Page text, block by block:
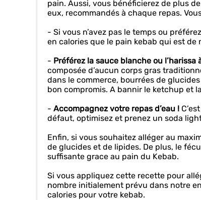
pain. Aussi, vous bénéficierez de plus
eux, recommandés à chaque repas.
- Si vous n’avez pas le temps ou
en calories que le pain kebab qui est de
- Préférez la sauce blanche ou
composée d’aucun corps gras
dans le commerce, bourrées de
bon compromis. A bannir le ketchup et
- Accompagnez votre repas d’eau !
défaut, optimisez et prenez un soda
Enfin, si vous souhaitez alléger au
de glucides et de lipides. De plus, le
suffisante grace au pain du Kebab.
Si vous appliquez cette recette pour
nombre initialement prévu dans notre
calories pour votre kebab.